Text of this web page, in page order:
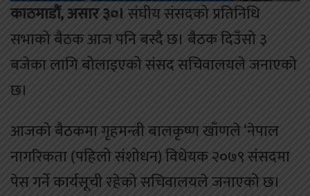
काठमाडौं, असार ३०। संघीय संसदको प्रतिनिधि
सभाको बैठक आज पनि बस्दै छ। बैठक दिउँसो ३
बजेका लागि बोलाइएको संसद सचिवालयले जनाएको
छ।
आजको बैठकमा गृहमन्त्री बालकृष्ण खाँणले ‘नेपाल
नागरिकता (पहिलो संशोधन) विधेयक २०७९ संसदमा
पेस गर्ने कार्यसूची रहेको सचिवालयले जनाएको छ।